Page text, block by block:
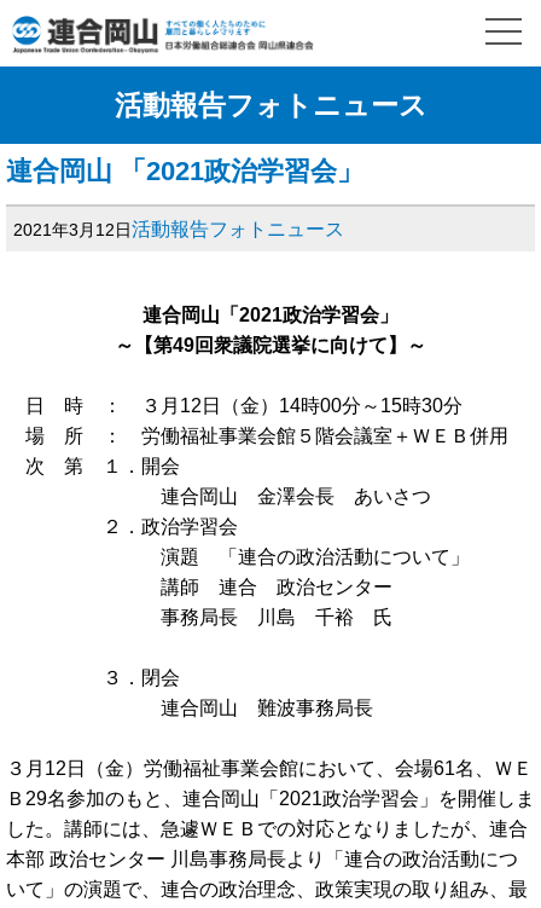
活動報告フォトニュース
連合岡山 「2021政治学習会」
2021年3月12日活動報告フォトニュース
連合岡山「2021政治学習会」
～【第49回衆議院選挙に向けて】～
日 時 ： ３月12日（金）14時00分～15時30分
場 所 ： 労働福祉事業会館５階会議室＋ＷＥＢ併用
次 第 １．開会
連合岡山 金澤会長 あいさつ
２．政治学習会
演題 「連合の政治活動について」
講師 連合 政治センター
事務局長 川島 千裕 氏
３．閉会
連合岡山 難波事務局長
３月12日（金）労働福祉事業会館において、会場61名、ＷＥ
Ｂ29名参加のもと、連合岡山「2021政治学習会」を開催しま
した。講師には、急遽ＷＥＢでの対応となりましたが、連合
本部 政治センター 川島事務局長より「連合の政治活動につ
いて」の演題で、連合の政治理念、政策実現の取り組み、最